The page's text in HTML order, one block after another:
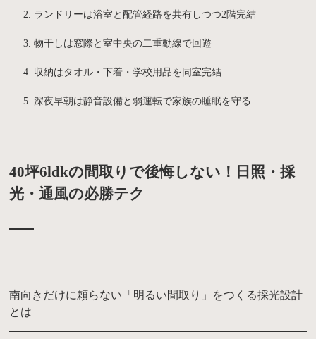
ランドリーは浴室と配管経路を共有しつつ2階完結
物干しは窓際と室中央の二重動線で回遊
収納はタオル・下着・学校用品を同室完結
深夜早朝は静音設備と弱運転で家族の睡眠を守る
40坪6ldkの間取りで後悔しない！日照・採
光・通風の必勝テク
南向きだけに頼らない「明るい間取り」をつくる採光設計
とは